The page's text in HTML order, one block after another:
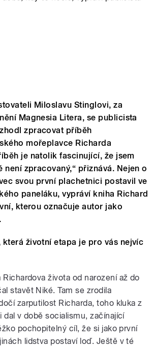
Miloslavu Stinglovi, za
Magnesia Litera, se publicista
zpracovat příběh
mořeplavce Richarda
je natolik fascinující, že jsem
není zpracovaný,“ přiznává. Nejen o
svou první plachetnici postavil ve
paneláku, vypráví kniha Richard
kterou označuje autor jako
která životní etapa je pro vás nejvíc
života od narození až do
stavět Niké. Tam se zrodila
zarputilost Richarda, toho kluka z
dal v době socialismu, začínající
pochopitelný cíl, že si jako první
lidstva postaví loď. Ještě v té